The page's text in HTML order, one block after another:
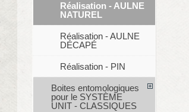
Réalisation - AULNE
NATUREL
Réalisation - AULNE
DÉCAPÉ
Réalisation - PIN
Boites entomologiques
pour le SYSTÈME
UNIT - CLASSIQUES